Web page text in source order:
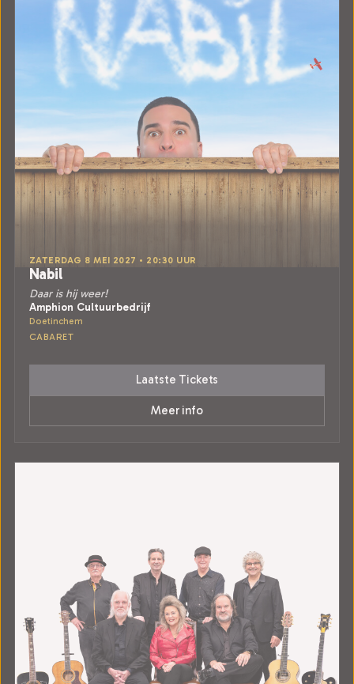
ZATERDAG 8 MEI 2027 • 20:30 UUR
Nabil
Daar is hij weer!
Amphion Cultuurbedrijf
Doetinchem
CABARET
Laatste Tickets
Meer info